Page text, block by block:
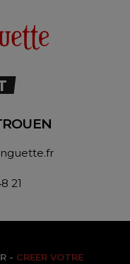
21
- CREER VOTRE